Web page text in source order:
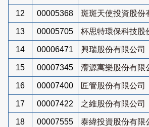
12 00005368 斑斑天使投資股份
13 00005705 杯思特環保科技股
14 00006471 興瑞股份有限公司
15 00007345 灃源寓樂股份有限
16 00007400 匠管股份有限公司
17 00007422 之維股份有限公司
18 00007555 泰緯投資股份有限